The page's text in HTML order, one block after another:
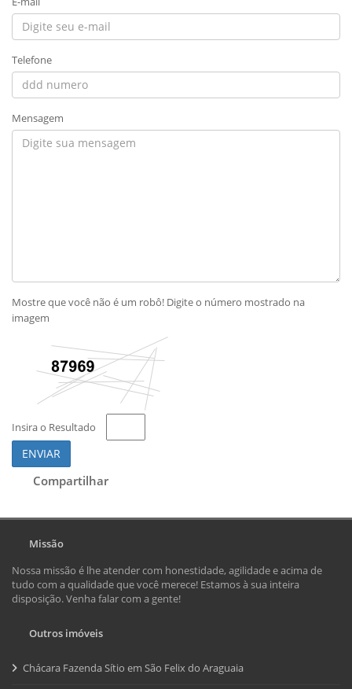
Telefone
Mensagem
Mostre que você não é um robô! Digite o número mostrado na
imagem
Insira o Resultado
ENVIAR
Compartilhar
Missão
Nossa missão é lhe atender com honestidade, agilidade e acima de
tudo com a qualidade que você merece! Estamos à sua inteira
disposição. Venha falar com a gente!
Outros imóveis
Chácara Fazenda Sítio em São Felix do Araguaia